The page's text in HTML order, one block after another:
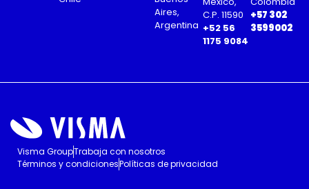
Aires,
Argentina
C.P. 11590
+52 56
1175 9084
+57 302
3599002
Visma GroupTrabaja con nosotros
Términos y condicionesPolíticas de privacidad